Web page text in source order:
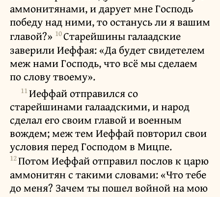
аммонитянами, и дарует мне Господь
победу над ними, то останусь ли я вашим
главой?» 10Старейшины галаадские
заверили Иеффая: «Да будет свидетелем
меж нами Господь, что всё мы сделаем
по слову твоему».
11Иеффай отправился со
старейшинами галаадскими, и народ
сделал его своим главой и военным
вождем; меж тем Иеффай повторил свои
условия перед Господом в Мицпе.
12Потом Иеффай отправил послов к царю
аммонитян с такими словами: «Что тебе
до меня? Зачем ты пошел войной на мою